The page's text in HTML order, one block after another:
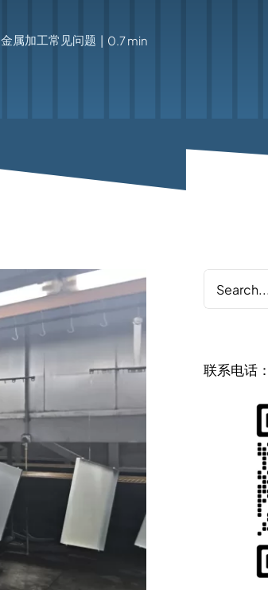
金属加工常见问题 | 0.7 min
for:
联系电话